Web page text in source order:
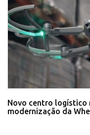
Novo centro
modernização da